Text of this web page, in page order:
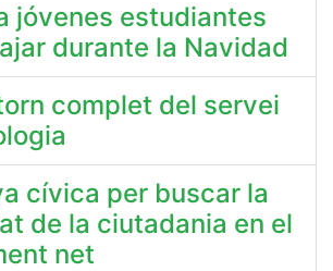
jóvenes estudiantes
durante la Navidad
complet del servei
cívica per buscar la
de la ciutadania en el
net